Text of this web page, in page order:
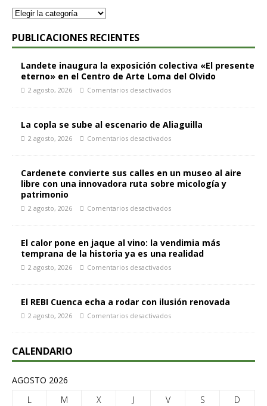
PUBLICACIONES RECIENTES
Landete inaugura la exposición colectiva «El presente
eterno» en el Centro de Arte Loma del Olvido
2 agosto, 2026 Comentarios desactivados
La copla se sube al escenario de Aliaguilla
2 agosto, 2026 Comentarios desactivados
Cardenete convierte sus calles en un museo al aire
libre con una innovadora ruta sobre micología y
patrimonio
2 agosto, 2026 Comentarios desactivados
El calor pone en jaque al vino: la vendimia más
temprana de la historia ya es una realidad
2 agosto, 2026 Comentarios desactivados
El REBI Cuenca echa a rodar con ilusión renovada
2 agosto, 2026 Comentarios desactivados
CALENDARIO
AGOSTO 2026
L
M X J V S
D